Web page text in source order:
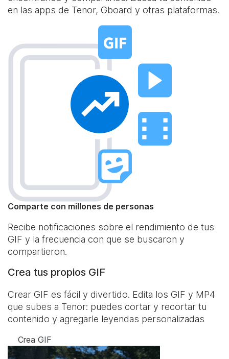
en las apps de Tenor, Gboard y otras plataformas.
Comparte con millones de personas
Recibe notificaciones sobre el rendimiento de tus
GIF y la frecuencia con que se buscaron y
compartieron.
Crea tus propios GIF
Crear GIF es fácil y divertido. Edita los GIF y MP4
que subes a Tenor: puedes cortar y recortar tu
contenido y agregarle leyendas personalizadas
Crea GIF